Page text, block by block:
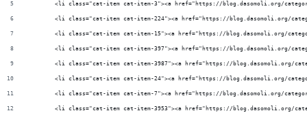
<li class="cat-item cat-item-3"><a href="https://blog.dasomoli.org/
<li class="cat-item cat-item-224"><a href="https://blog.dasomoli.org/
<li class="cat-item cat-item-15"><a href="https://blog.dasomoli.org/
<li class="cat-item cat-item-397"><a href="https://blog.dasomoli.org/
<li class="cat-item cat-item-3987"><a href="https://blog.dasomoli.org/
<li class="cat-item cat-item-24"><a href="https://blog.dasomoli.org/
<li class="cat-item cat-item-7"><a href="https://blog.dasomoli.org/
<li class="cat-item cat-item-3953"><a href="https://blog.dasomoli.org/